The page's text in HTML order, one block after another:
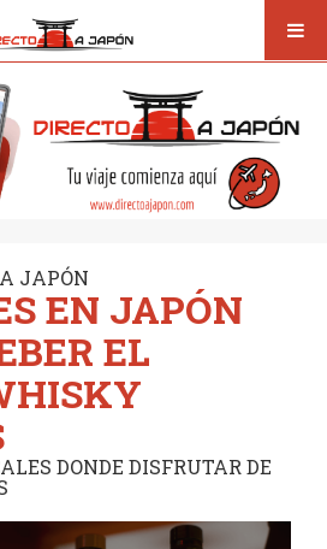
CONSEJOS
DESTINOS
RESTAURANTES
ISI JAPANESE LANGUAGE SCHOOL
A JAPÓN
EN JAPÓN
EL
DONDE DISFRUTAR DE